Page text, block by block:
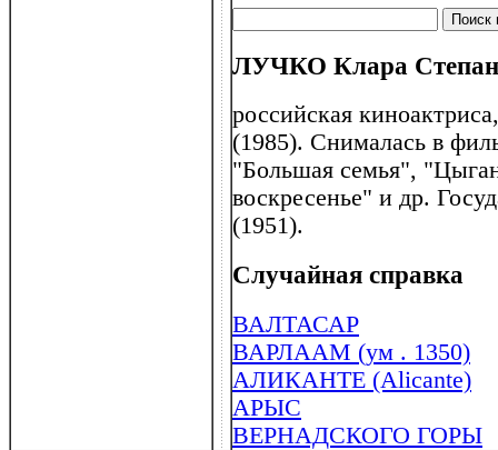
ЛУЧКО Клара
российская
(1985). Снималась в
"Большая семья",
воскресенье" и др.
(1951).
Случайная справка
ВАЛТАСАР
ВАРЛААМ (ум . 1350)
АЛИКАНТЕ (Alicante)
АРЫС
ВЕРНАДСКОГО ГОРЫ